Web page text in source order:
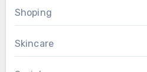
Shoping
Skincare